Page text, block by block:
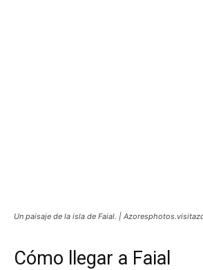
Un paisaje de la isla de Faial. |
Cómo llegar a Faial